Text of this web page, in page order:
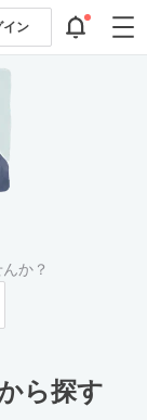
イン
か？
ら探す